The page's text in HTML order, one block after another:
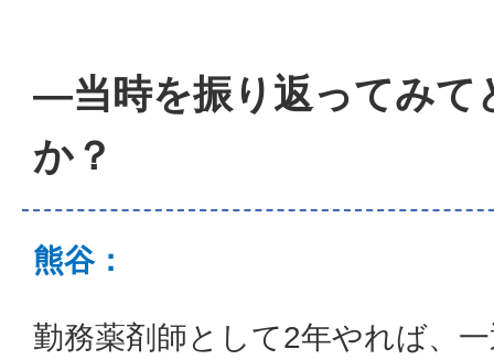
―当時を振り返ってみて
か？
熊谷：
勤務薬剤師として2年やれば、